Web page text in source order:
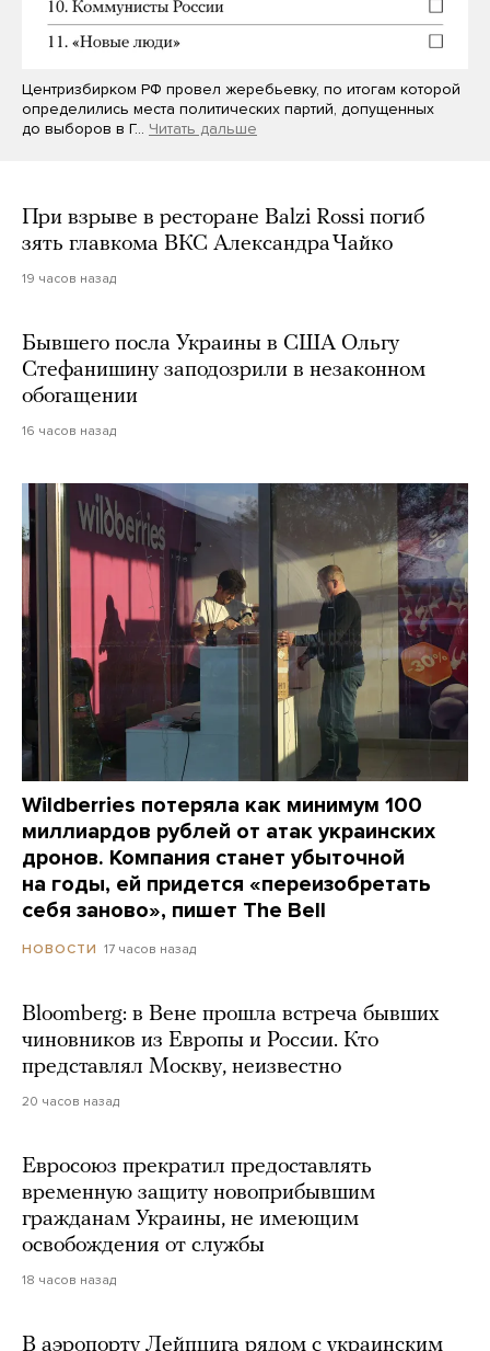
Центризбирком РФ провел жеребьевку, по итогам которой
определились места политических партий, допущенных
до выборов в Г… Читать дальше
При взрыве в ресторане Balzi Rossi погиб
зять главкома ВКС Александра Чайко
19 часов назад
Бывшего посла Украины в США Ольгу
Стефанишину заподозрили в незаконном
обогащении
16 часов назад
Wildberries потеряла как минимум 100
миллиардов рублей от атак украинских
дронов. Компания станет убыточной
на годы, ей придется «переизобретать
себя заново», пишет The Bell
НОВОСТИ 17 часов назад
Bloomberg: в Вене прошла встреча бывших
чиновников из Европы и России. Кто
представлял Москву, неизвестно
20 часов назад
Евросоюз прекратил предоставлять
временную защиту новоприбывшим
гражданам Украины, не имеющим
освобождения от службы
18 часов назад
В аэропорту Лейпцига рядом с украинским